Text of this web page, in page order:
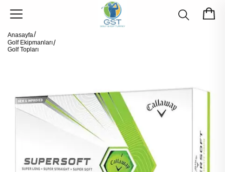
Anasayfa
Golf Ekipmanları
Golf Topları